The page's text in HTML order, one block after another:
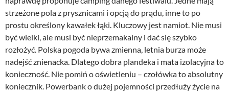
strzeżone pola z prysznicami i opcją do prądu, inne to po
prostu określony kawałek łąki. Kluczowy jest namiot. Nie musi
być wielki, ale musi być nieprzemakalny i dać się szybko
rozłożyć. Polska pogoda bywa zmienna, letnia burza może
nadejść znienacka. Dlatego dobra plandeka i mata izolacyjna to
konieczność. Nie pomiń o oświetleniu – czołówka to absolutny
koniecznik. Powerbank o dużej pojemności przedłuży życie na